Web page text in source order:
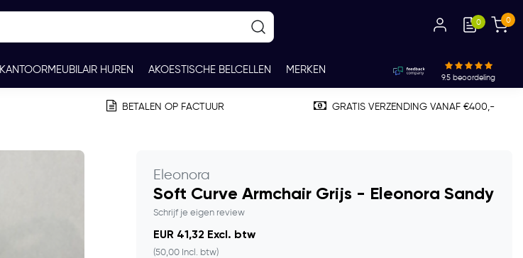
0 0
KANTOORMEUBILAIR HUREN AKOESTISCHE BELCELLEN MERKEN
9.5 beoordeling
BETALEN OP FACTUUR GRATIS VERZENDING VANAF €400,-
Eleonora
Soft Curve Armchair Grijs - Eleonora Sandy
Schrijf je eigen review
EUR 41,32 Excl. btw
(50,00 Incl. btw)